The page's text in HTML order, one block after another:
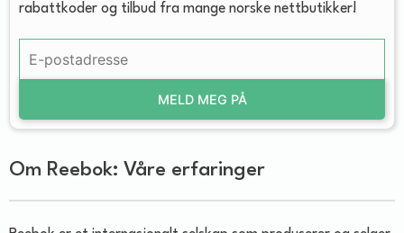
rabattkoder og tilbud fra mange norske nettbutikker!
MELD MEG PÅ
Om Reebok: Våre erfaringer